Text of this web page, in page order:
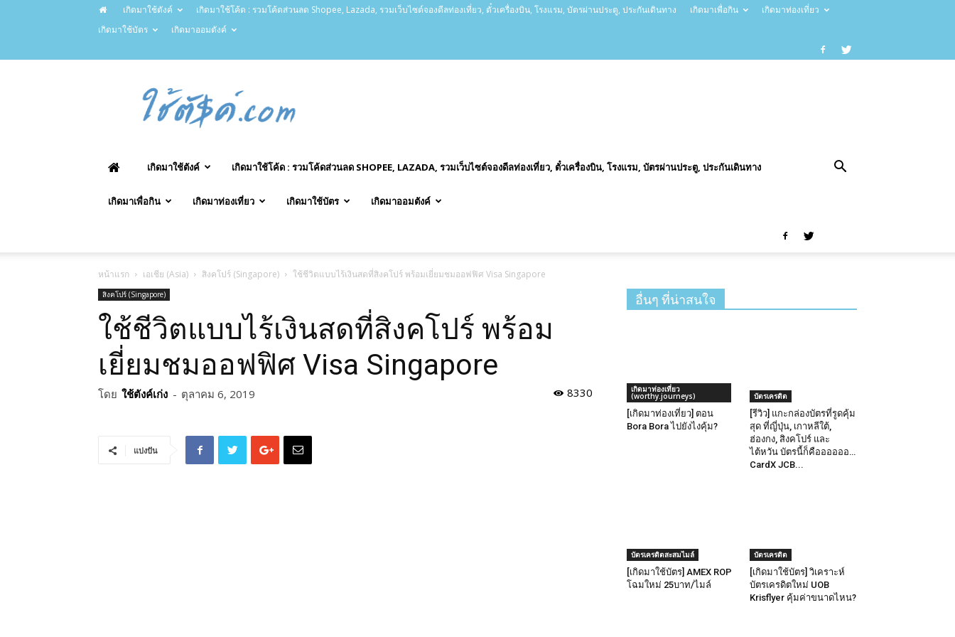
เกิดมาใช้ตังค์ เกิดมาใช้โค้ด : รวมโค้ดส่วนลด Shopee, Lazada, รวมเว็บไซต์จองดีลท่องเที่ยว, ตั๋วเครื่องบิน, โรงแรม, บัตรผ่านประตู, ประกันเดินทาง เกิดมาเพื่อกิน
เกิดมาท่องเที่ยว
เกิดมาใช้บัตร
เกิดมาออมตังค์
ChaiTung.com
ใช้
เกิดมาใช้ตังค์ เกิดมาใช้โค้ด : รวมโค้ดส่วนลด SHOPEE, LAZADA, รวมเว็บไซต์จองดีลท่องเที่ยว, ตั๋วเครื่องบิน, โรงแรม, บัตรผ่านประตู, ประกันเดินทาง
เกิดมาเพื่อกิน เกิดมาท่องเที่ยว เกิดมาใช้บัตร เกิดมาออมตังค์
หน้าแรก เอเชีย (Asia) สิงคโปร์ (Singapore) ใช้ชีวิตแบบไร้เงินสดที่สิงคโปร์ พร้อมเยี่ยมชมออฟฟิศ Visa Singapore
สิงคโปร์ (Singapore)
ใช้ชีวิตแบบไร้เงินสดที่สิงคโปร์ พร้อม
เยี่ยมชมออฟฟิศ Visa Singapore
โดย ใช้ตังค์เก่ง - ตุลาคม 6, 2019 8330
แบ่งปัน
อื่นๆ ที่น่าสนใจ
เกิดมาท่องเที่ยว
(worthy.journeys)
[เกิดมาท่องเที่ยว] ตอน
Bora Bora ไปยังไงคุ้ม?
บัตรเครดิต
[รีวิว] แกะกล่องบัตรที่รูดคุ้ม
สุด ที่ญี่ปุ่น, เกาหลีใต้,
ฮ่องกง, สิงคโปร์ และ
ไต้หวัน บัตรนี้ก็คืออออออ…
CardX JCB...
บัตรเครดิตสะสมไมล์
[เกิดมาใช้บัตร] AMEX ROP
โฉมใหม่ 25บาท/ไมล์
บัตรเครดิต
[เกิดมาใช้บัตร] วิเคราะห์
บัตรเครดิตใหม่ UOB
Krisflyer คุ้มค่าขนาดไหน?